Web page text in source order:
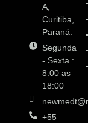
A,
Curitiba,
Paraná.
Segunda
- Sexta :
8:00 as
18:00
+55